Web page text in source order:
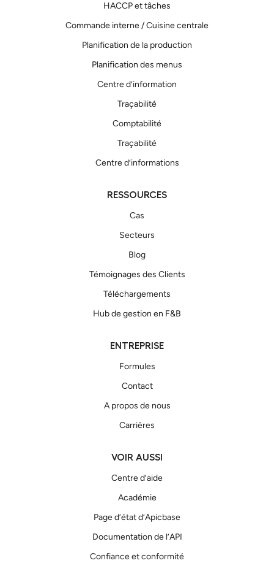
HACCP et tâches
Commande interne / Cuisine centrale
Planification de la production
Planification des menus
Centre d’information
Traçabilité
Comptabilité
Traçabilité
Centre d’informations
RESSOURCES
Cas
Secteurs
Blog
Témoignages des Clients
Téléchargements
Hub de gestion en F&B
ENTREPRISE
Formules
Contact
A propos de nous
Carrières
VOIR AUSSI
Centre d’aide
Académie
Page d’état d’Apicbase
Documentation de l’API
Confiance et conformité